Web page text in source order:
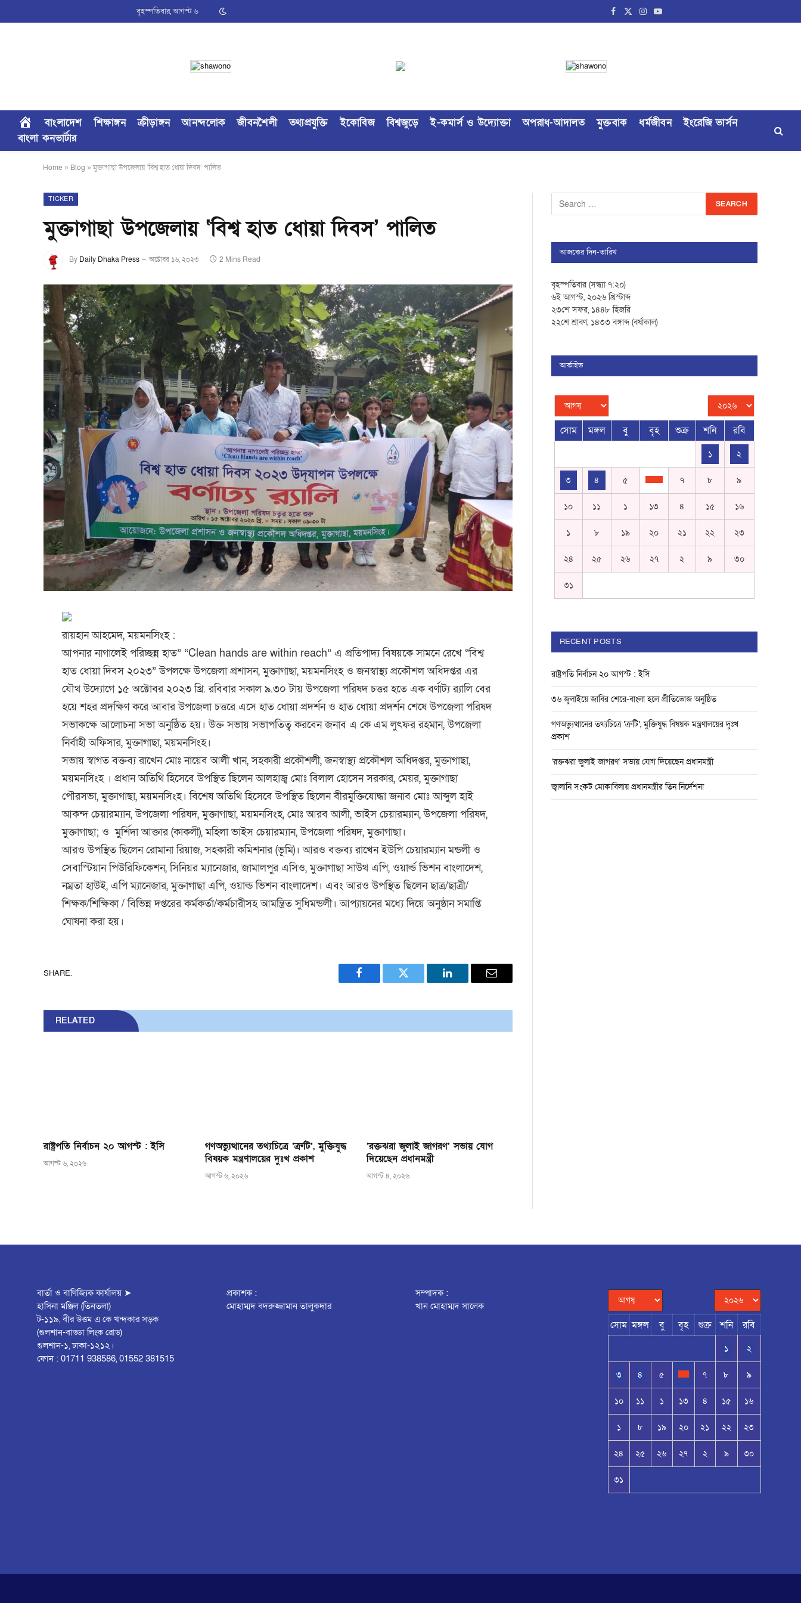
বৃহস্পতিবার, আগস্ট ৬ Facebook
X
Instagram
YouTube
বাংলাদেশ শিক্ষাঙ্গন ক্রীড়াঙ্গন আনন্দলোক জীবনশৈলী তথ্যপ্রযুক্তি ইকোবিজ বিশ্বজুড়ে ই-কমার্স ও উদ্যোক্তা অপরাধ-আদালত মুক্তবাক ধর্মজীবন
ইংরেজি ভার্সন
বাংলা কনভার্টার
Home » Blog »মুক্তাগাছা উপজেলায় ‘বিশ্ব হাত ধোয়া দিবস’ পালিত
TICKER
মুক্তাগাছা উপজেলায় ‘বিশ্ব হাত ধোয়া দিবস’ পালিত
By Daily Dhaka Press অক্টোবর ১৬, ২০২৩ 2 Mins Read
রায়হান আহমেদ, ময়মনসিংহ :
আপনার নাগালেই পরিচ্ছন্ন হাত” “Clean hands are within reach” এ প্রতিপাদ্য বিষয়কে সামনে রেখে “বিশ্ব
হাত ধোয়া দিবস ২০২৩” উপলক্ষে উপজেলা প্রশাসন, মুক্তাগাছা, ময়মনসিংহ ও জনস্বাস্থ্য প্রকৌশল অধিদপ্তর এর
যৌথ উদ্যোগে ১৫ অক্টোবর ২০২৩ খ্রি. রবিবার সকাল ৯.৩০ টায় উপজেলা পরিষদ চত্তর হতে এক বর্ণাট্য র‍্যালি বের
হয়ে শহর প্রদক্ষিণ করে আবার উপজেলা চত্তরে এসে হাত ধোয়া প্রদর্শন ও হাত ধোয়া প্রদর্শন শেষে উপজেলা পরিষদ
সভাকক্ষে আলোচনা সভা অনুষ্ঠিত হয়। উক্ত সভায় সভাপতিত্ব করবেন জনাব এ কে এম লুৎফর রহমান, উপজেলা
নির্বাহী অফিসার, মুক্তাগাছা, ময়মনসিংহ।
সভায় স্বাগত বক্তব্য রাখেন মোঃ নায়েব আলী খান, সহকারী প্রকৌশলী, জনস্বাস্থ্য প্রকৌশল অধিদপ্তর, মুক্তাগাছা,
ময়মনসিংহ । প্রধান অতিথি হিসেবে উপস্থিত ছিলেন আলহাজ্ব মোঃ বিলাল হোসেন সরকার, মেয়র, মুক্তাগাছা
পৌরসভা, মুক্তাগাছা, ময়মনসিংহ। বিশেষ অতিথি হিসেবে উপস্থিত ছিলেন বীরমুক্তিযোদ্ধা জনাব মোঃ আব্দুল হাই
আকন্দ চেয়ারম্যান, উপজেলা পরিষদ, মুক্তাগাছা, ময়মনসিংহ, মোঃ আরব আলী, ভাইস চেয়ারম্যান, উপজেলা পরিষদ,
মুক্তাগাছা; ও মুর্শিদা আক্তার (কাকলী), মহিলা ভাইস চেয়ারম্যান, উপজেলা পরিষদ, মুক্তাগাছা।
আরও উপস্থিত ছিলেন রোমানা রিয়াজ, সহকারী কমিশনার (ভূমি)। আরও বক্তব্য রাখেন ইউপি চেয়ারম্যান মন্ডলী ও
সেবাস্টিয়ান পিউরিফিকেশন, সিনিয়র ম্যানেজার, জামালপুর এসিও, মুক্তাগাছা সাউথ এপি, ওয়ার্ল্ড ভিশন বাংলাদেশ,
নম্রতা হাউই, এপি ম্যানেজার, মুক্তাগাছা এপি, ওয়াল্ড ভিশন বাংলাদেশ। এবং আরও উপস্থিত ছিলেন ছাত্র/ছাত্রী/
শিক্ষক/শিক্ষিকা / বিভিন্ন দপ্তরের কর্মকর্তা/কর্মচারীসহ আমন্ত্রিত সুধিমন্ডলী। আপ্যায়নের মধ্যে দিয়ে অনুষ্ঠান সমাপ্তি
ঘোষনা করা হয়।
SHARE.
FacebookTwitter LinkedIn Email
RELATED
রাষ্ট্রপতি নির্বাচন ২০ আগস্ট : ইসি
আগস্ট ৬, ২০২৬
গণঅভ্যুত্থানের তথ্যচিত্রে ‘ত্রুটি’, মুক্তিযুদ্ধ
বিষয়ক মন্ত্রণালয়ের দুঃখ প্রকাশ
আগস্ট ৬, ২০২৬
‘রক্তঝরা জুলাই জাগরণ’ সভায় যোগ
দিয়েছেন প্রধানমন্ত্রী
আগস্ট ৪, ২০২৬
আজকের দিন-তারিখ
বৃহস্পতিবার (সন্ধ্যা ৭:২০)
৬ই আগস্ট, ২০২৬ খ্রিস্টাব্দ
২৩শে সফর, ১৪৪৮ হিজরি
২২শে শ্রাবণ, ১৪৩৩ বঙ্গাব্দ (বর্ষাকাল)
আর্কাইভ
সোম মঙ্গল বু বৃহ শুক্র শনি রবি
১ ২
৩ ৪ ৫ ৭ ৮ ৯
১০ ১১ ১ ১৩ ৪ ১৫ ১৬
১ ৮ ১৯ ২০ ২১ ২২ ২৩
২৪ ২৫ ২৬ ২৭ ২ ৯ ৩০
৩১
RECENT POSTS
রাষ্ট্রপতি নির্বাচন ২০ আগস্ট : ইসি
৩৬ জুলাইয়ে জাবির শেরে-বাংলা হলে প্রীতিভোজ অনুষ্ঠিত
গণঅভ্যুত্থানের তথ্যচিত্রে ‘ত্রুটি’, মুক্তিযুদ্ধ বিষয়ক মন্ত্রণালয়ের দুঃখ
প্রকাশ
‘রক্তঝরা জুলাই জাগরণ’ সভায় যোগ দিয়েছেন প্রধানমন্ত্রী
জ্বালানি সংকট মোকাবিলায় প্রধানমন্ত্রীর তিন নির্দেশনা
বার্তা ও বাণিজ্যিক কার্যালয় ➤
হাসিনা মঞ্জিল (তিনতলা)
ট-১১৯, বীর উত্তম এ কে খন্দকার সড়ক
(গুলশান-বাড্ডা লিংক রোড)
গুলশান-১, ঢাকা-১২১২।
ফোন : 01711 938586, 01552 381515
প্রকাশক :
মোহাম্মদ বদরুজ্জামান তালুকদার
সম্পাদক :
খান মোহাম্মদ সালেক
সোম মঙ্গল বু বৃহ শুক্র শনি রবি
১ ২
৩ ৪ ৫ ৭ ৮ ৯
১০ ১১ ১ ১৩ ৪ ১৫ ১৬
১ ৮ ১৯ ২০ ২১ ২২ ২৩
২৪ ২৫ ২৬ ২৭ ২ ৯ ৩০
৩১